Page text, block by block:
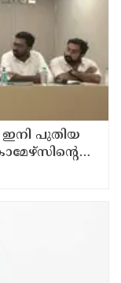
ഇനി പുതിയ